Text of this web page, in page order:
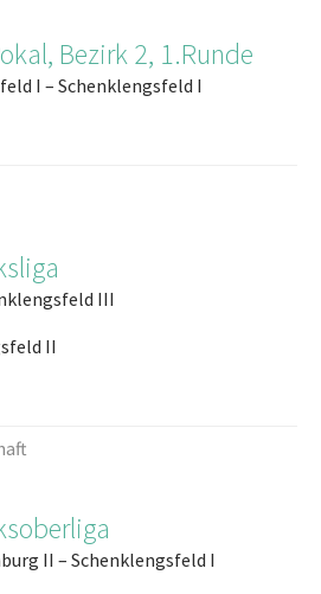
Bezirk 2, 1.Runde
I – Schenklengsfeld I
III
II
II – Schenklengsfeld I